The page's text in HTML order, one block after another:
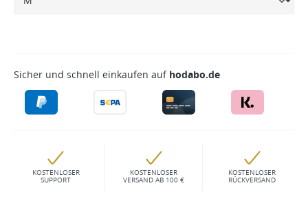
Sicher und schnell einkaufen auf hodabo.de
KOSTENLOSER
SUPPORT
KOSTENLOSER
VERSAND AB 100 €
KOSTENLOSER
RÜCKVERSAND